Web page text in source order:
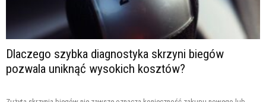
Dlaczego szybka diagnostyka skrzyni biegów
pozwala uniknąć wysokich kosztów?